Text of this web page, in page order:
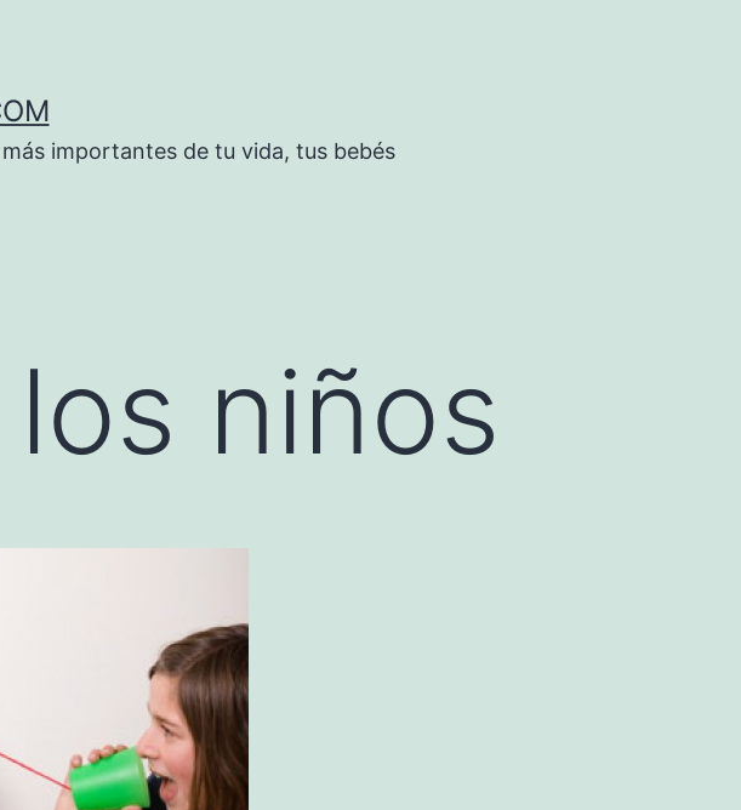
importantes de tu vida, tus bebés
niños